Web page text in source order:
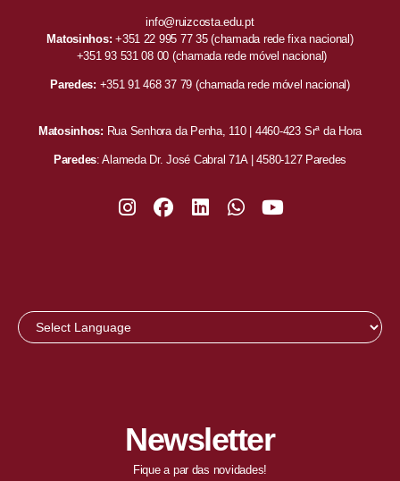
info@ruizcosta.edu.pt
Matosinhos: +351 22 995 77 35(chamada rede fixa nacional)
+351 93 531 08 00 (chamada rede móvel nacional)
Paredes: +351 91 468 37 79 (chamada rede móvel nacional)
Matosinhos: Rua Senhora da Penha, 110 | 4460-423 Srª da Hora
Paredes: Alameda Dr. José Cabral 71A | 4580-127 Paredes
Newsletter
Fique a par das novidades!